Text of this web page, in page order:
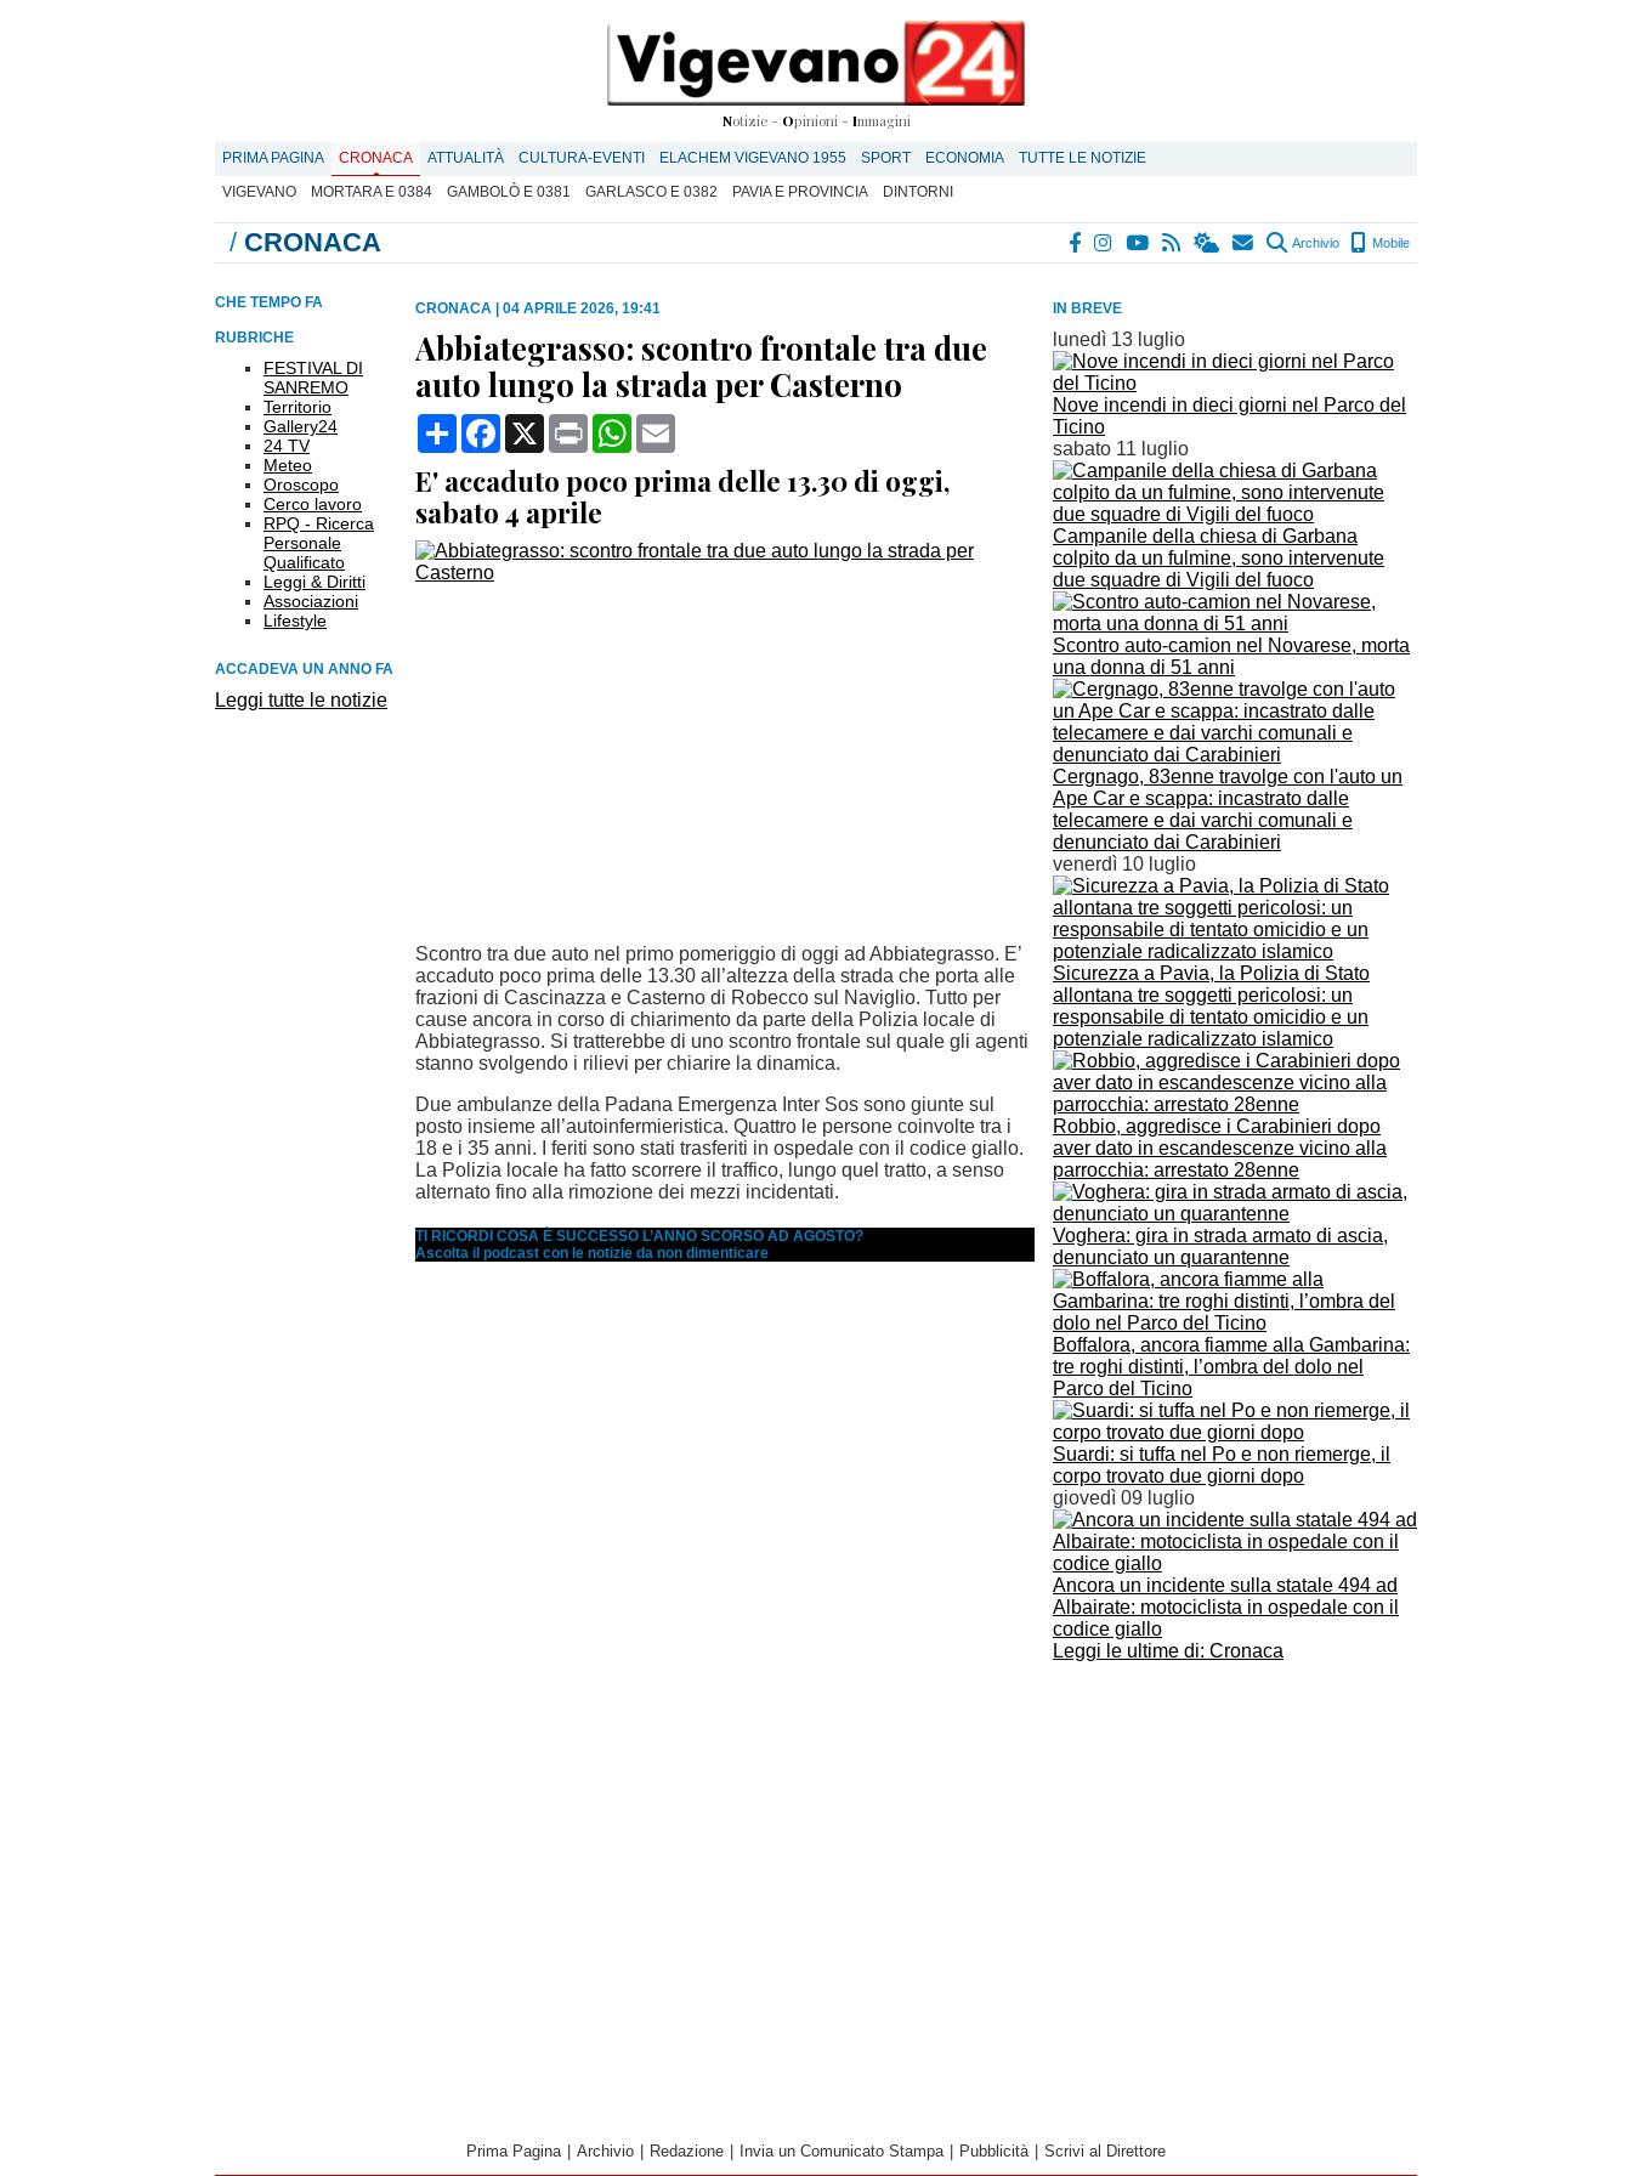
Notizie - Opinioni - Immagini
PRIMA PAGINA CRONACA ATTUALITÀ CULTURA-EVENTI ELACHEM VIGEVANO 1955 SPORT ECONOMIA
TUTTE LE NOTIZIE
VIGEVANO
MORTARA E 0384 GAMBOLÒ E 0381 GARLASCO E 0382 PAVIA E PROVINCIA DINTORNI
/ CRONACA Archivio Mobile
IN BREVE
lunedì 13 luglio
Nove incendi in dieci giorni nel Parco del
Ticino
sabato 11 luglio
Campanile della chiesa di Garbana
colpito da un fulmine, sono intervenute
due squadre di Vigili del fuoco
Scontro auto-camion nel Novarese, morta
una donna di 51 anni
Cergnago, 83enne travolge con l'auto un
Ape Car e scappa: incastrato dalle
telecamere e dai varchi comunali e
denunciato dai Carabinieri
venerdì 10 luglio
Sicurezza a Pavia, la Polizia di Stato
allontana tre soggetti pericolosi: un
responsabile di tentato omicidio e un
potenziale radicalizzato islamico
Robbio, aggredisce i Carabinieri dopo
aver dato in escandescenze vicino alla
parrocchia: arrestato 28enne
Voghera: gira in strada armato di ascia,
denunciato un quarantenne
Boffalora, ancora fiamme alla Gambarina:
tre roghi distinti, l’ombra del dolo nel
Parco del Ticino
Suardi: si tuffa nel Po e non riemerge, il
corpo trovato due giorni dopo
giovedì 09 luglio
Ancora un incidente sulla statale 494 ad
Albairate: motociclista in ospedale con il
codice giallo
Leggi le ultime di: Cronaca
CHE TEMPO FA
RUBRICHE
FESTIVAL DI
SANREMO
Territorio
Gallery24
24 TV
Meteo
Oroscopo
Cerco lavoro
RPQ - Ricerca
Personale
Qualificato
Leggi & Diritti
Associazioni
Lifestyle
ACCADEVA UN ANNO FA
Leggi tutte le notizie
CRONACA 04 APRILE 2026, 19:41
Abbiategrasso: scontro frontale tra due
auto lungo la strada per Casterno
CondividiFacebook
X Print WhatsApp
E' accaduto poco prima delle 13.30 di oggi,
sabato 4 aprile
Scontro tra due auto nel primo pomeriggio di oggi ad Abbiategrasso. E’
accaduto poco prima delle 13.30 all’altezza della strada che porta alle
frazioni di Cascinazza e Casterno di Robecco sul Naviglio. Tutto per
cause ancora in corso di chiarimento da parte della Polizia locale di
Abbiategrasso. Si tratterebbe di uno scontro frontale sul quale gli agenti
stanno svolgendo i rilievi per chiarire la dinamica.
Due ambulanze della Padana Emergenza Inter Sos sono giunte sul
posto insieme all’autoinfermieristica. Quattro le persone coinvolte tra i
18 e i 35 anni. I feriti sono stati trasferiti in ospedale con il codice giallo.
La Polizia locale ha fatto scorrere il traffico, lungo quel tratto, a senso
alternato fino alla rimozione dei mezzi incidentati.
TI RICORDI COSA È SUCCESSO L’ANNO SCORSO AD AGOSTO?
Ascolta il podcast con le notizie da non dimenticare
Prima Pagina Archivio Redazione Invia un Comunicato Stampa Pubblicità Scrivi al Direttore